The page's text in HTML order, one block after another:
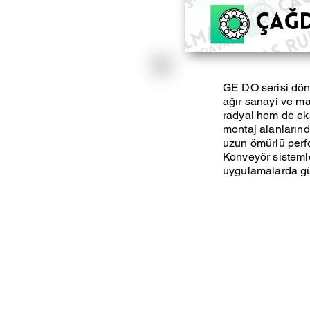
GE DO serisi
ağır sanayi ve
radyal hem de
montaj
uzun ömürlü
Konveyör
uygulamalarda